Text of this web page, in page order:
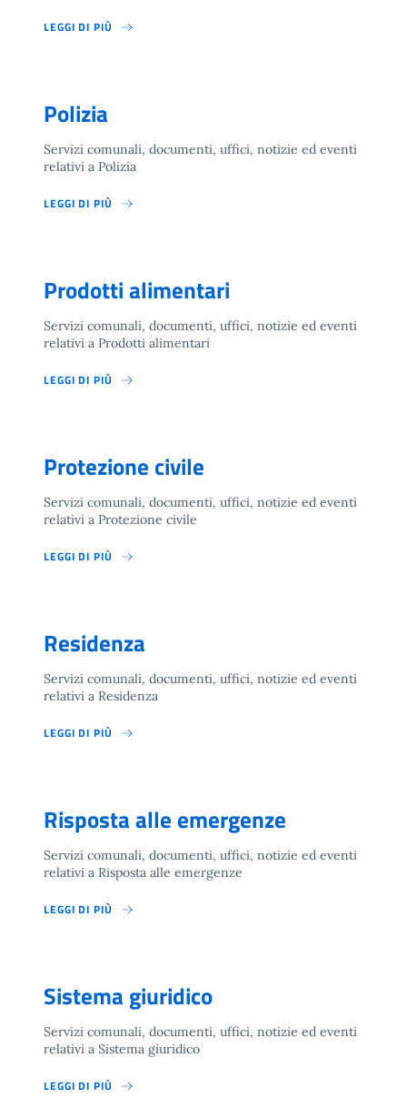
LEGGI DI PIÙ
Polizia
Servizi comunali, documenti, uffici, notizie ed eventi
relativi a Polizia
LEGGI DI PIÙ
Prodotti alimentari
Servizi comunali, documenti, uffici, notizie ed eventi
relativi a Prodotti alimentari
LEGGI DI PIÙ
Protezione civile
Servizi comunali, documenti, uffici, notizie ed eventi
relativi a Protezione civile
LEGGI DI PIÙ
Residenza
Servizi comunali, documenti, uffici, notizie ed eventi
relativi a Residenza
LEGGI DI PIÙ
Risposta alle emergenze
Servizi comunali, documenti, uffici, notizie ed eventi
relativi a Risposta alle emergenze
LEGGI DI PIÙ
Sistema giuridico
Servizi comunali, documenti, uffici, notizie ed eventi
relativi a Sistema giuridico
LEGGI DI PIÙ